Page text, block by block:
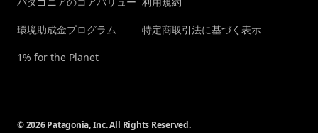
環境助成金プログラム
1% for the Planet
特定商取引法に基づく表示
© 2026 Patagonia, Inc. All Rights Reserved.